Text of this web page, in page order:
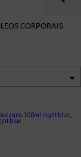
CORPORAIS